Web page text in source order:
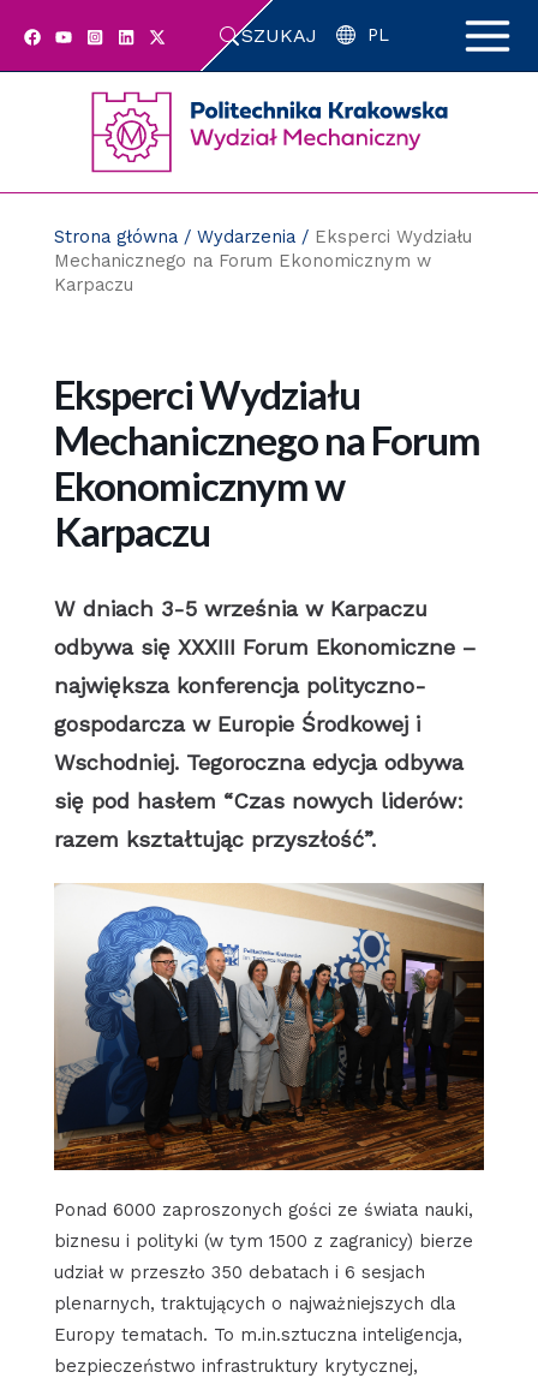
SZUKAJ PL
Strona główna/ Wydarzenia/ Eksperci Wydziału
Mechanicznego na Forum Ekonomicznym w
Karpaczu
Eksperci Wydziału
Mechanicznego na Forum
Ekonomicznym w
Karpaczu
W dniach 3-5 września w Karpaczu
odbywa się XXXIII Forum Ekonomiczne –
największa konferencja polityczno-
gospodarcza w Europie Środkowej i
Wschodniej. Tegoroczna edycja odbywa
się pod hasłem “Czas nowych liderów:
razem kształtując przyszłość”.
Ponad 6000 zaproszonych gości ze świata nauki,
biznesu i polityki (w tym 1500 z zagranicy) bierze
udział w przeszło 350 debatach i 6 sesjach
plenarnych, traktujących o najważniejszych dla
Europy tematach. To m.in.sztuczna inteligencja,
bezpieczeństwo infrastruktury krytycznej,